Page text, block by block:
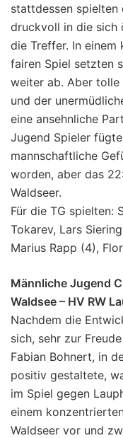
stattdessen spielten
druckvoll in die sich
die Treffer. In einem
fairen Spiel setzten
weiter ab. Aber tolle
und der
eine ansehnliche
Jugend Spieler
mannschaftliche
worden, aber das
Waldseer.
Für die TG spielten:
Tokarev, Lars
Marius Rapp (4),
Männliche Jugend
Waldsee – HV RW
Nachdem die
sich, sehr zur
Fabian Bohnert, in
positiv gestaltete,
im Spiel gegen
einem
Waldseer vor und